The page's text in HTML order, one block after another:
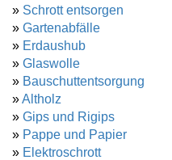
» Schrott entsorgen
» Gartenabfälle
» Erdaushub
» Glaswolle
» Bauschuttentsorgung
»Altholz
» Gips und Rigips
» Pappe und Papier
» Elektroschrott